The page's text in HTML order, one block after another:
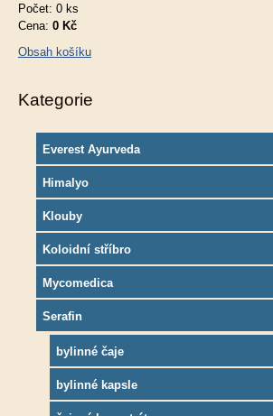
Počet: 0 ks
Cena: 0 Kč
Obsah košíku
Kategorie
Everest Ayurveda
Himalyo
Klouby
Koloidní stříbro
Mycomedica
Serafin
bylinné čaje
bylinné kapsle